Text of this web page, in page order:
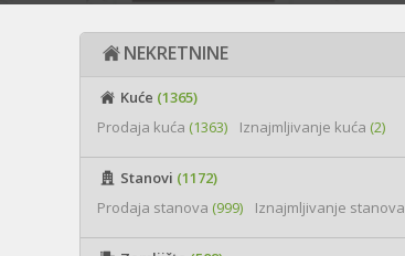
NEKRETNINE
Kuće (1365)
Prodaja kuća (1363) Iznajmljivanje kuća (2)
Stanovi (1172)
Prodaja stanova (999) Iznajmljivanje stanova